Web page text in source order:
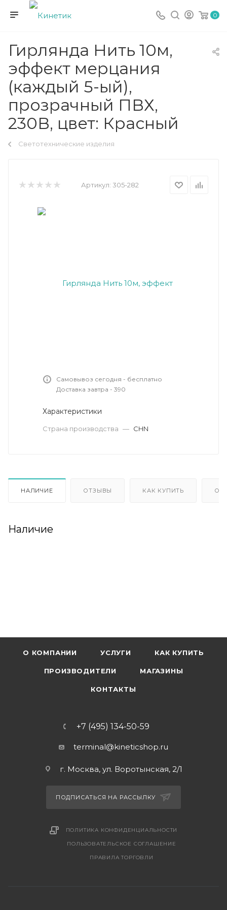
0
Гирлянда Нить 10м,
эффект мерцания
(каждый 5-ый),
прозрачный ПВХ,
230В, цвет: Красный
Светотехнические изделия
Артикул: 305-282
Самовывоз сегодня - бесплатно
Доставка завтра - 390
Характеристики
Страна производства — CHN
НАЛИЧИЕ ОТЗЫВЫ КАК КУПИТЬ
Наличие
О КОМПАНИИ УСЛУГИ КАК КУПИТЬ
ПРОИЗВОДИТЕЛИ МАГАЗИНЫ
КОНТАКТЫ
+7 (495) 134-50-59
terminal@kineticshop.ru
г. Москва, ул. Воротынская, 2/1
ПОДПИСАТЬСЯ НА РАССЫЛКУ
ПОЛИТИКА КОНФИДЕНЦИАЛЬНОСТИ
ПОЛЬЗОВАТЕЛЬСКОЕ СОГЛАШЕНИЕ
ПРАВИЛА ТОРГОВЛИ